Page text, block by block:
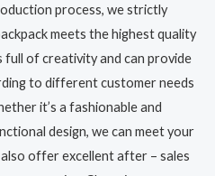
process, we strictly
meets the highest quality
full of creativity and can provide
to different customer needs
it’s a fashionable and
design, we can meet your
offer excellent after – sales